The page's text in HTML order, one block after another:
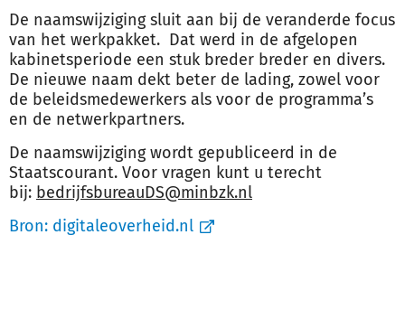
De naamswijziging sluit aan bij de veranderde focus
van het werkpakket. Dat werd in de afgelopen
kabinetsperiode een stuk breder breder en divers.
De nieuwe naam dekt beter de lading, zowel voor
de beleidsmedewerkers als voor de programma’s
en de netwerkpartners.
De naamswijziging wordt gepubliceerd in de
Staatscourant. Voor vragen kunt u terecht
bij: bedrijfsbureauDS@minbzk.nl
Bron: digitaleoverheid.nl